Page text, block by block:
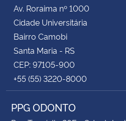
Av. Roraima nº 1000
Cidade Universitária
Bairro Camobi
Santa Maria - RS
CEP: 97105-900
+55 (55) 3220-8000
PPG ODONTO